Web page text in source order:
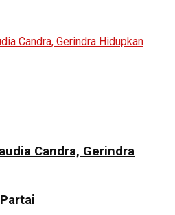
Candra, Gerindra